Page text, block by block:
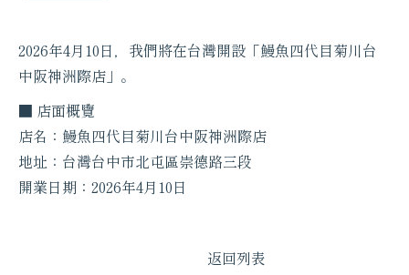
2026年4月10日，我們將在台灣開設「鰻魚四代目菊川台
中阪神洲際店」。
■ 店面概覽
店名：鰻魚四代目菊川台中阪神洲際店
地址：台灣台中市北屯區崇德路三段
開業日期：2026年4月10日
返回列表